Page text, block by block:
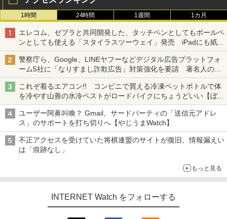
1時間 24時間 1週間 1カ月
エレコム、ゼブラと共同開発した、タッチペンとしてもボールペ
ンとしても使える「スタイラスツーウェイ」発売 iPadにも紙に
も、持ち替えずに書き込める
警察庁ら、Google、LINEヤフーなどデジタル広告プラットフォ
ーム5社に「なりすまし詐欺広告」対策強化を要請 著名人の写
真や映像を使った投資詐欺などへの対策として
これぞ着るエアコン!! コンビニで買える冷凍ペットボトルで体
を冷やす山善の水冷ベストがロードバイクにちょうどいい【ぼっ
ち・ざ・ろーど！その14】【空いた時間でなにしてる？】
ユーザー阿鼻叫喚？ Gmail、サードパーティの「送信元アドレ
ス」のサポートを打ち切りへ【やじうまWatch】
不正アクセスを受けていた将棋連盟のサイトが復旧、情報漏えい
は「痕跡なし」
もっと見る
INTERNET Watch をフォローする